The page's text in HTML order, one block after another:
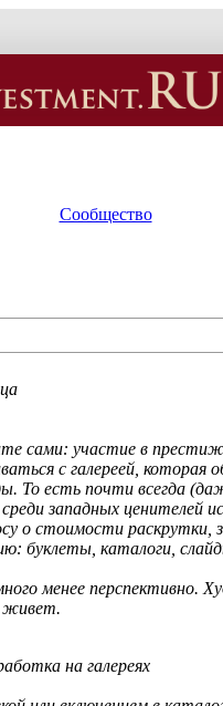
Сообщество
сами: участие в
с галереей,
То есть почти всегда
западных ценителей
о стоимости раскрутки,
буклеты, каталоги,
менее
живет.
на галереях